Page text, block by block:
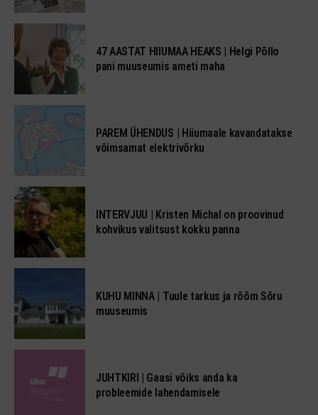
47 AASTAT HIIUMAA HEAKS | Helgi Põllo
pani muuseumis ameti maha
PAREM ÜHENDUS | Hiiumaale kavandatakse
võimsamat elektrivõrku
INTERVJUU | Kristen Michal on proovinud
kohvikus valitsust kokku panna
KUHU MINNA | Tuule tarkus ja rõõm Sõru
muuseumis
JUHTKIRI | Gaasi võiks anda ka
probleemide lahendamisele